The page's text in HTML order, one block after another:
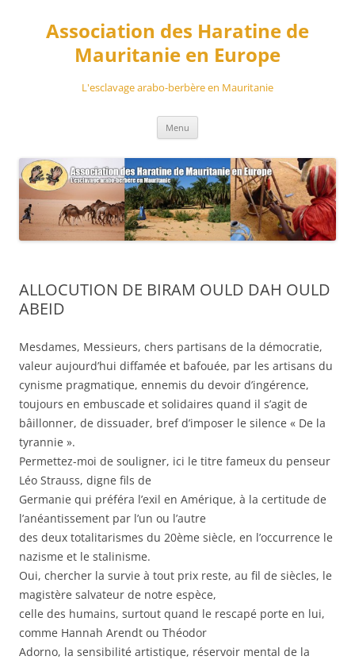
contenuAssociation des Haratine de
Mauritanie en Europe
L'esclavage arabo-berbère en Mauritanie
Menu
ALLOCUTION DE BIRAM OULD DAH OULD
ABEID
Mesdames, Messieurs, chers partisans de la démocratie,
valeur aujourd’hui diffamée et bafouée, par les artisans du
cynisme pragmatique, ennemis du devoir d’ingérence,
toujours en embuscade et solidaires quand il s’agit de
bâillonner, de dissuader, bref d’imposer le silence « De la
tyrannie ».
Permettez-moi de souligner, ici le titre fameux du penseur
Léo Strauss, digne fils de
Germanie qui préféra l’exil en Amérique, à la certitude de
l’anéantissement par l’un ou l’autre
des deux totalitarismes du 20ème siècle, en l’occurrence le
nazisme et le stalinisme.
Oui, chercher la survie à tout prix reste, au fil de siècles, le
magistère salvateur de notre espèce,
celle des humains, surtout quand le rescapé porte en lui,
comme Hannah Arendt ou Théodor
Adorno, la sensibilité artistique, réservoir mental de la